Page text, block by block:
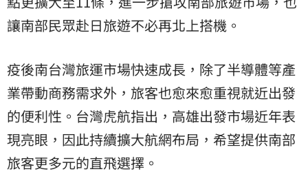
讓南部民眾赴日旅遊不必再北上搭機。
疫後南台灣旅運市場快速成長，除了半導體等產
業帶動商務需求外，旅客也愈來愈重視就近出發
的便利性。台灣虎航指出，高雄出發市場近年表
現亮眼，因此持續擴大航網布局，希望提供南部
旅客更多元的直飛選擇。